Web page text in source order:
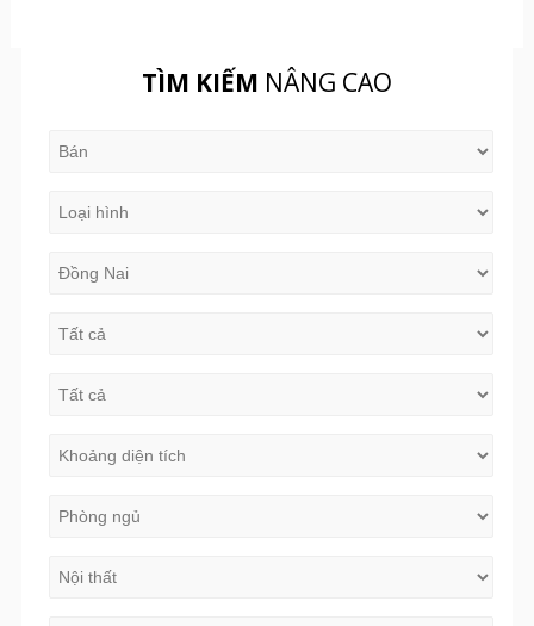
TÌM KIẾM NÂNG CAO